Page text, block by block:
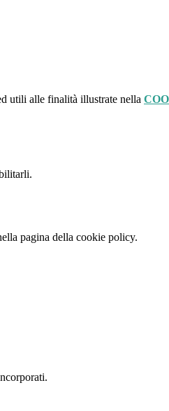
utili alle finalità illustrate nella
pagina della cookie policy.